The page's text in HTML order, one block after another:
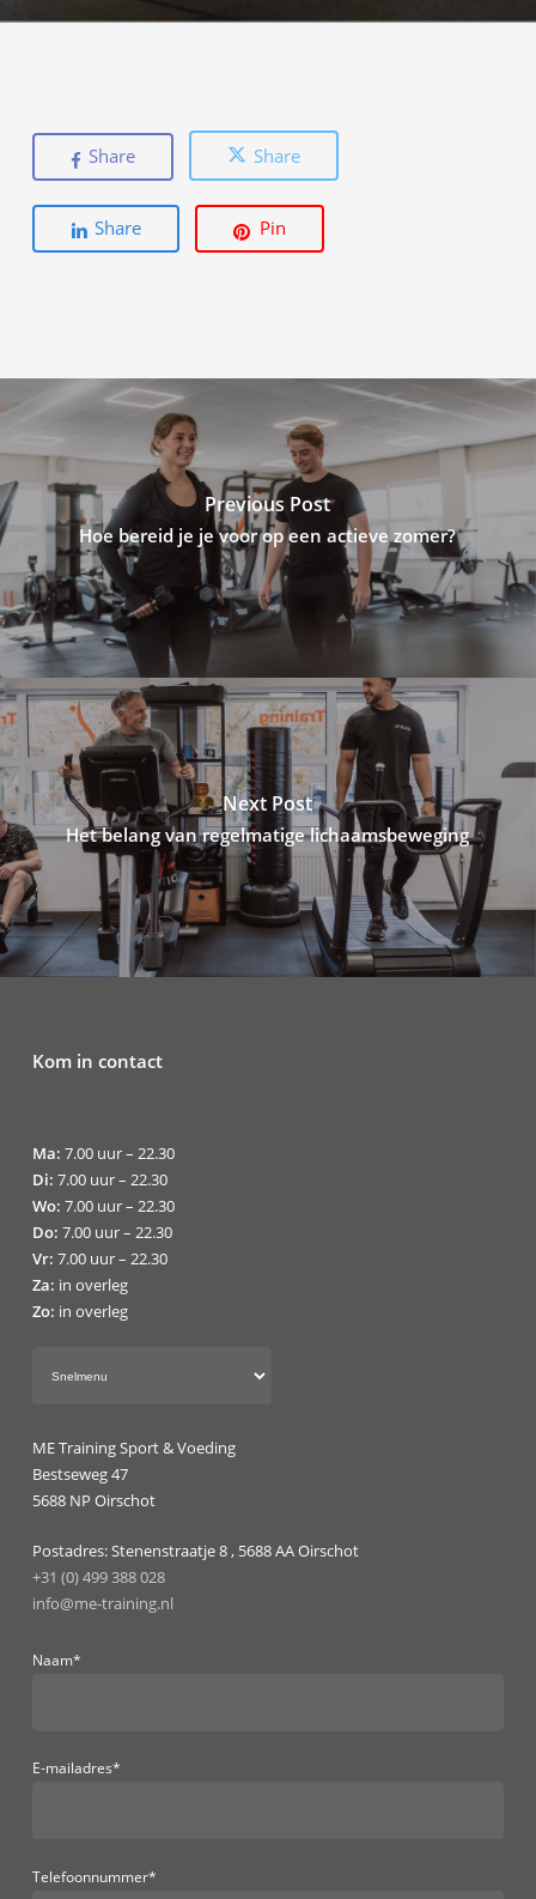
Share Share
Share Pin
Previous Post
Hoe bereid je je voor op een actieve zomer?
Next Post
Het belang van regelmatige lichaamsbeweging
Kom in contact
Ma: 7.00 uur – 22.30
Di: 7.00 uur – 22.30
Wo: 7.00 uur – 22.30
Do: 7.00 uur – 22.30
Vr: 7.00 uur – 22.30
Za: in overleg
Zo: in overleg
ME Training Sport & Voeding
Bestseweg 47
5688 NP Oirschot
Postadres: Stenenstraatje 8 , 5688 AA Oirschot
+31 (0) 499 388 028
info@me-training.nl
Naam*
E-mailadres*
Telefoonnummer*